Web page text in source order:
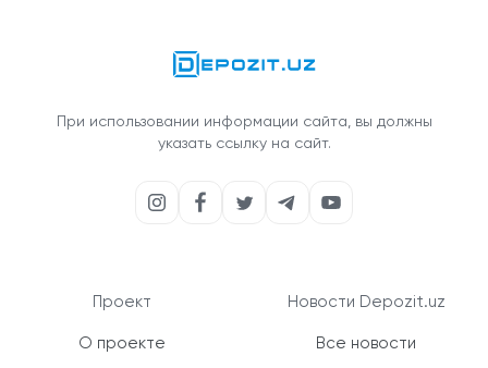
При использовании информации сайта, вы должны
указать ссылку на сайт.
Проект
О проекте
Новости Depozit.uz
Все новости